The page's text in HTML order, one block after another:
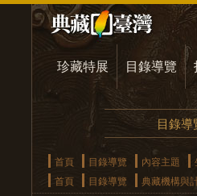
珍藏特展 目錄導覽
目錄
首頁 目錄導覽 內容主題
首頁
目錄導覽 典藏機構與